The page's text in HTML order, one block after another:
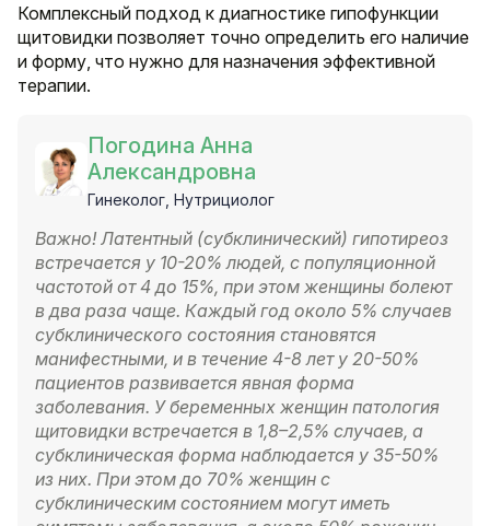
Комплексный подход к диагностике гипофункции
щитовидки позволяет точно определить его наличие
и форму, что нужно для назначения эффективной
терапии.
Погодина Анна
Александровна
Гинеколог, Нутрициолог
Важно! Латентный (субклинический) гипотиреоз
встречается у 10-20% людей, с популяционной
частотой от 4 до 15%, при этом женщины болеют
в два раза чаще. Каждый год около 5% случаев
субклинического состояния становятся
манифестными, и в течение 4-8 лет у 20-50%
пациентов развивается явная форма
заболевания. У беременных женщин патология
щитовидки встречается в 1,8–2,5% случаев, а
субклиническая форма наблюдается у 35-50%
из них. При этом до 70% женщин с
субклиническим состоянием могут иметь